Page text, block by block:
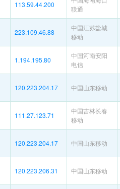
113.59.44.200
联通
223.109.46.88
中国江苏盐城
移动
1.194.195.80
中国河南安阳
电信
120.223.204.17 中国山东移动
111.27.123.71
中国吉林长春
移动
120.223.204.17 中国山东移动
120.223.206.31 中国山东移动